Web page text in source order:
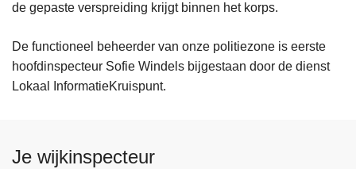
de gepaste verspreiding krijgt binnen het korps.
De functioneel beheerder van onze politiezone is eerste
hoofdinspecteur Sofie Windels bijgestaan door de dienst
Lokaal InformatieKruispunt.
Je wijkinspecteur